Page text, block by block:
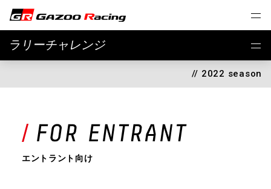
ラリーチャレンジ
// 2022 season
エントラント向け